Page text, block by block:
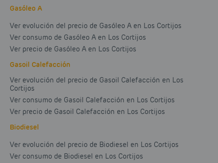
Gasóleo A
Ver evolución del precio de Gasóleo A en Los Cortijos
Ver consumo de Gasóleo A en Los Cortijos
Ver precio de Gasóleo A en Los Cortijos
Gasoil Calefacción
Ver evolución del precio de Gasoil Calefacción en Los
Cortijos
Ver consumo de Gasoil Calefacción en Los Cortijos
Ver precio de Gasoil Calefacción en Los Cortijos
Biodiesel
Ver evolución del precio de Biodiesel en Los Cortijos
Ver consumo de Biodiesel en Los Cortijos